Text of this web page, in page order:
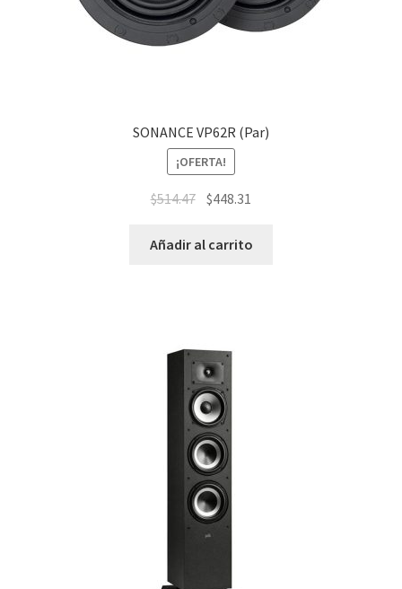
SONANCE VP62R (Par)
¡OFERTA!
$514.47 $448.31
Añadir al carrito